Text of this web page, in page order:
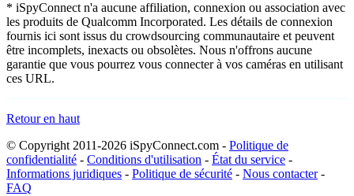
* iSpyConnect n'a aucune affiliation, connexion ou association avec
les produits de Qualcomm Incorporated. Les détails de connexion
fournis ici sont issus du crowdsourcing communautaire et peuvent
être incomplets, inexacts ou obsolètes. Nous n'offrons aucune
garantie que vous pourrez vous connecter à vos caméras en utilisant
ces URL.
Retour en haut
© Copyright 2011-2026 iSpyConnect.com - Politique de
confidentialité - Conditions d'utilisation - État du service -
Informations juridiques - Politique de sécurité - Nous contacter-
FAQ